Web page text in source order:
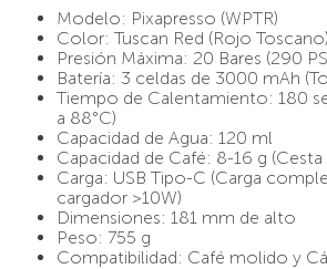
Modelo: Pixapresso (WPTR)
Color: Tuscan Red (Rojo Toscano)
Presión Máxima: 20 Bares (290
Batería: 3 celdas de 3000 mAh
Tiempo de Calentamiento: 180
a 88°C)
Capacidad de Agua: 120 ml
Capacidad de Café: 8-16 g (Cesta
Carga: USB Tipo-C (Carga
cargador >10W)
Dimensiones: 181 mm de alto
Peso: 755 g
Compatibilidad: Café molido y